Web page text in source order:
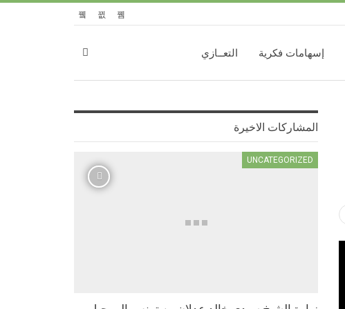
إسهامات فكرية التعــازي
المشاركات الاخيرة
UNCATEGORIZED